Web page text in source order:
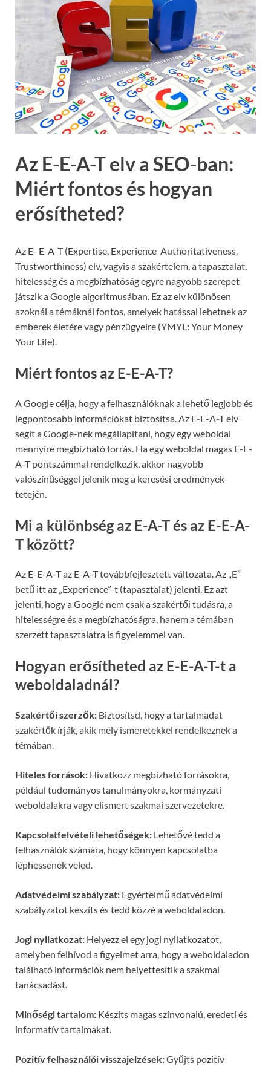
Az E-E-A-T elv a SEO-ban:
Miért fontos és hogyan
erősítheted?
Az E- E-A-T (Expertise, Experience Authoritativeness,
Trustworthiness) elv, vagyis a szakértelem, a tapasztalat,
hitelesség és a megbízhatóság egyre nagyobb szerepet
játszik a Google algoritmusában. Ez az elv különösen
azoknál a témáknál fontos, amelyek hatással lehetnek az
emberek életére vagy pénzügyeire (YMYL: Your Money
Your Life).
Miért fontos az E-E-A-T?
A Google célja, hogy a felhasználóknak a lehető legjobb és
legpontosabb információkat biztosítsa. Az E-E-A-T elv
segít a Google-nek megállapítani, hogy egy weboldal
mennyire megbízható forrás. Ha egy weboldal magas E-E-
A-T pontszámmal rendelkezik, akkor nagyobb
valószínűséggel jelenik meg a keresési eredmények
tetején.
Mi a különbség az E-A-T és az E-E-A-
T között?
Az E-E-A-T az E-A-T továbbfejlesztett változata. Az „E”
betű itt az „Experience”-t (tapasztalat) jelenti. Ez azt
jelenti, hogy a Google nem csak a szakértői tudásra, a
hitelességre és a megbízhatóságra, hanem a témában
szerzett tapasztalatra is figyelemmel van.
Hogyan erősítheted az E-E-A-T-t a
weboldaladnál?
Szakértői szerzők: Biztosítsd, hogy a tartalmadat
szakértők írják, akik mély ismeretekkel rendelkeznek a
témában.
Hiteles források: Hivatkozz megbízható forrásokra,
például tudományos tanulmányokra, kormányzati
weboldalakra vagy elismert szakmai szervezetekre.
Kapcsolatfelvételi lehetőségek: Lehetővé tedd a
felhasználók számára, hogy könnyen kapcsolatba
léphessenek veled.
Adatvédelmi szabályzat: Egyértelmű adatvédelmi
szabályzatot készíts és tedd közzé a weboldaladon.
Jogi nyilatkozat: Helyezz el egy jogi nyilatkozatot,
amelyben felhívod a figyelmet arra, hogy a weboldaladon
található információk nem helyettesítik a szakmai
tanácsadást.
Minőségi tartalom: Készíts magas színvonalú, eredeti és
informatív tartalmakat.
Pozitív felhasználói visszajelzések:Gyűjts pozitív